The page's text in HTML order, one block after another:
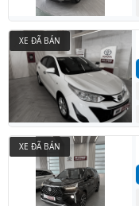
XE ĐÃ BÁN
XE ĐÃ BÁN